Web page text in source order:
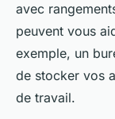
avec
peuvent vous
exemple, un
de stocker vos
de travail.